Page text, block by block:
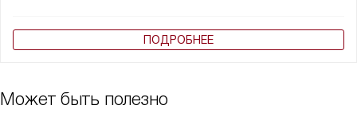
ПОДРОБНЕЕ
Может быть полезно